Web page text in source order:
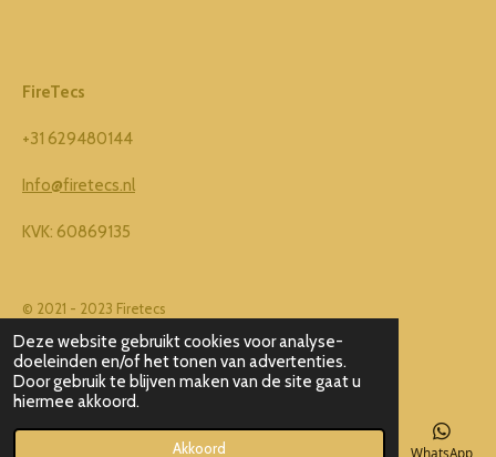
Deze website gebruikt cookies voor analyse-
doeleinden en/of het tonen van advertenties.
Door gebruik te blijven maken van de site gaat u
hiermee akkoord.
Akkoord
FireTecs
+31 629480144
Info@firetecs.nl
KVK: 60869135
© 2021 - 2023 Firetecs
Powered byJouwWeb
Telefoonnummer WhatsApp